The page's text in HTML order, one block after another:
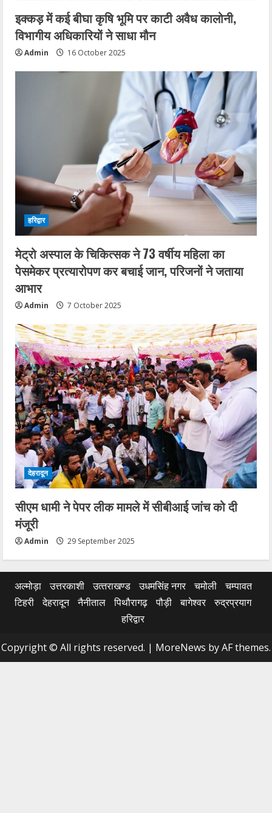
इक्कड़ में कई बीघा कृषि भूमि पर काटी अवैध कालोनी,
विभागीय अधिकारियों ने साधा मौन
Admin 16 October 2025
हरिद्वार
मेट्रो अस्पाल के चिकित्सक ने 73 वर्षीय महिला का
पेसमेकर प्रत्यारोपण कर बचाई जान, परिजनों ने जताया
आभार
Admin 7 October 2025
देहरादून
सीएम धामी ने पेपर लीक मामले में सीबीआई जांच को दी
मंजूरी
Admin 29 September 2025
अल्मोड़ा उत्तरकाशी उत्‍तराखण्‍ड उधमसिंह नगर चमोली
चम्पावत
टिहरी
देहरादून नैनीताल पिथौरागढ़ पौड़ी बागेश्वर
रुद्रप्रयाग
हरिद्वार
Copyright © All rights reserved. | MoreNews by AF themes.